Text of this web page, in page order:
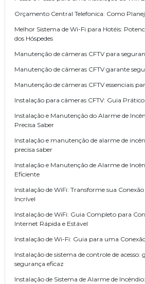
Orçamento Central Telefonica: Como
Melhor Sistema de Wi-Fi para Hotéis:
dos Hóspedes
Manutenção de câmeras CFTV para
Manutenção de câmeras CFTV garante
Manutenção de câmeras CFTV essenciais
Instalação para câmeras CFTV: Guia
Instalação e Manutenção do Alarme de
Precisa Saber
Instalação e manutenção de alarme de
precisa saber
Instalação e Manutenção de Alarme de
Eficiente
Instalação de WiFi: Transforme sua
Incrível
Instalação de WiFi: Guia Completo para
Internet Rápida e Estável
Instalação de Wi-Fi: Guia para uma
Instalação de sistema de controle de
segurança eficaz
Instalação de Sistema de Alarme de